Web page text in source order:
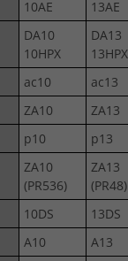
10AE 13AE
DA10
10HPX
DA13
13HPX
ac10 ac13
ZA10 ZA13
p10 p13
ZA10
(PR536)
ZA13
(PR48)
10DS 13DS
A10 A13